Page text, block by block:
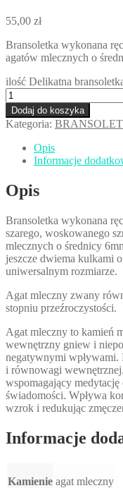
55,00 zł
Bransoletka wykonana
agatów mlecznych o
ilość Delikatna
Dodaj do koszyka
Kategoria:
Opis
Informacje
Opis
Bransoletka wykonana
szarego, woskowanego
mlecznych o średnicy
jeszcze dwiema kulkami
uniwersalnym rozmiarze.
Agat mleczny zwany
stopniu przeźroczystości.
Agat mleczny to kamień
wewnętrzny gniew i
negatywnymi wpływami.
i równowagi
wspomagający
świadomości. Wpływa
wzrok i redukując
Informacje
Kamienie agat mleczny